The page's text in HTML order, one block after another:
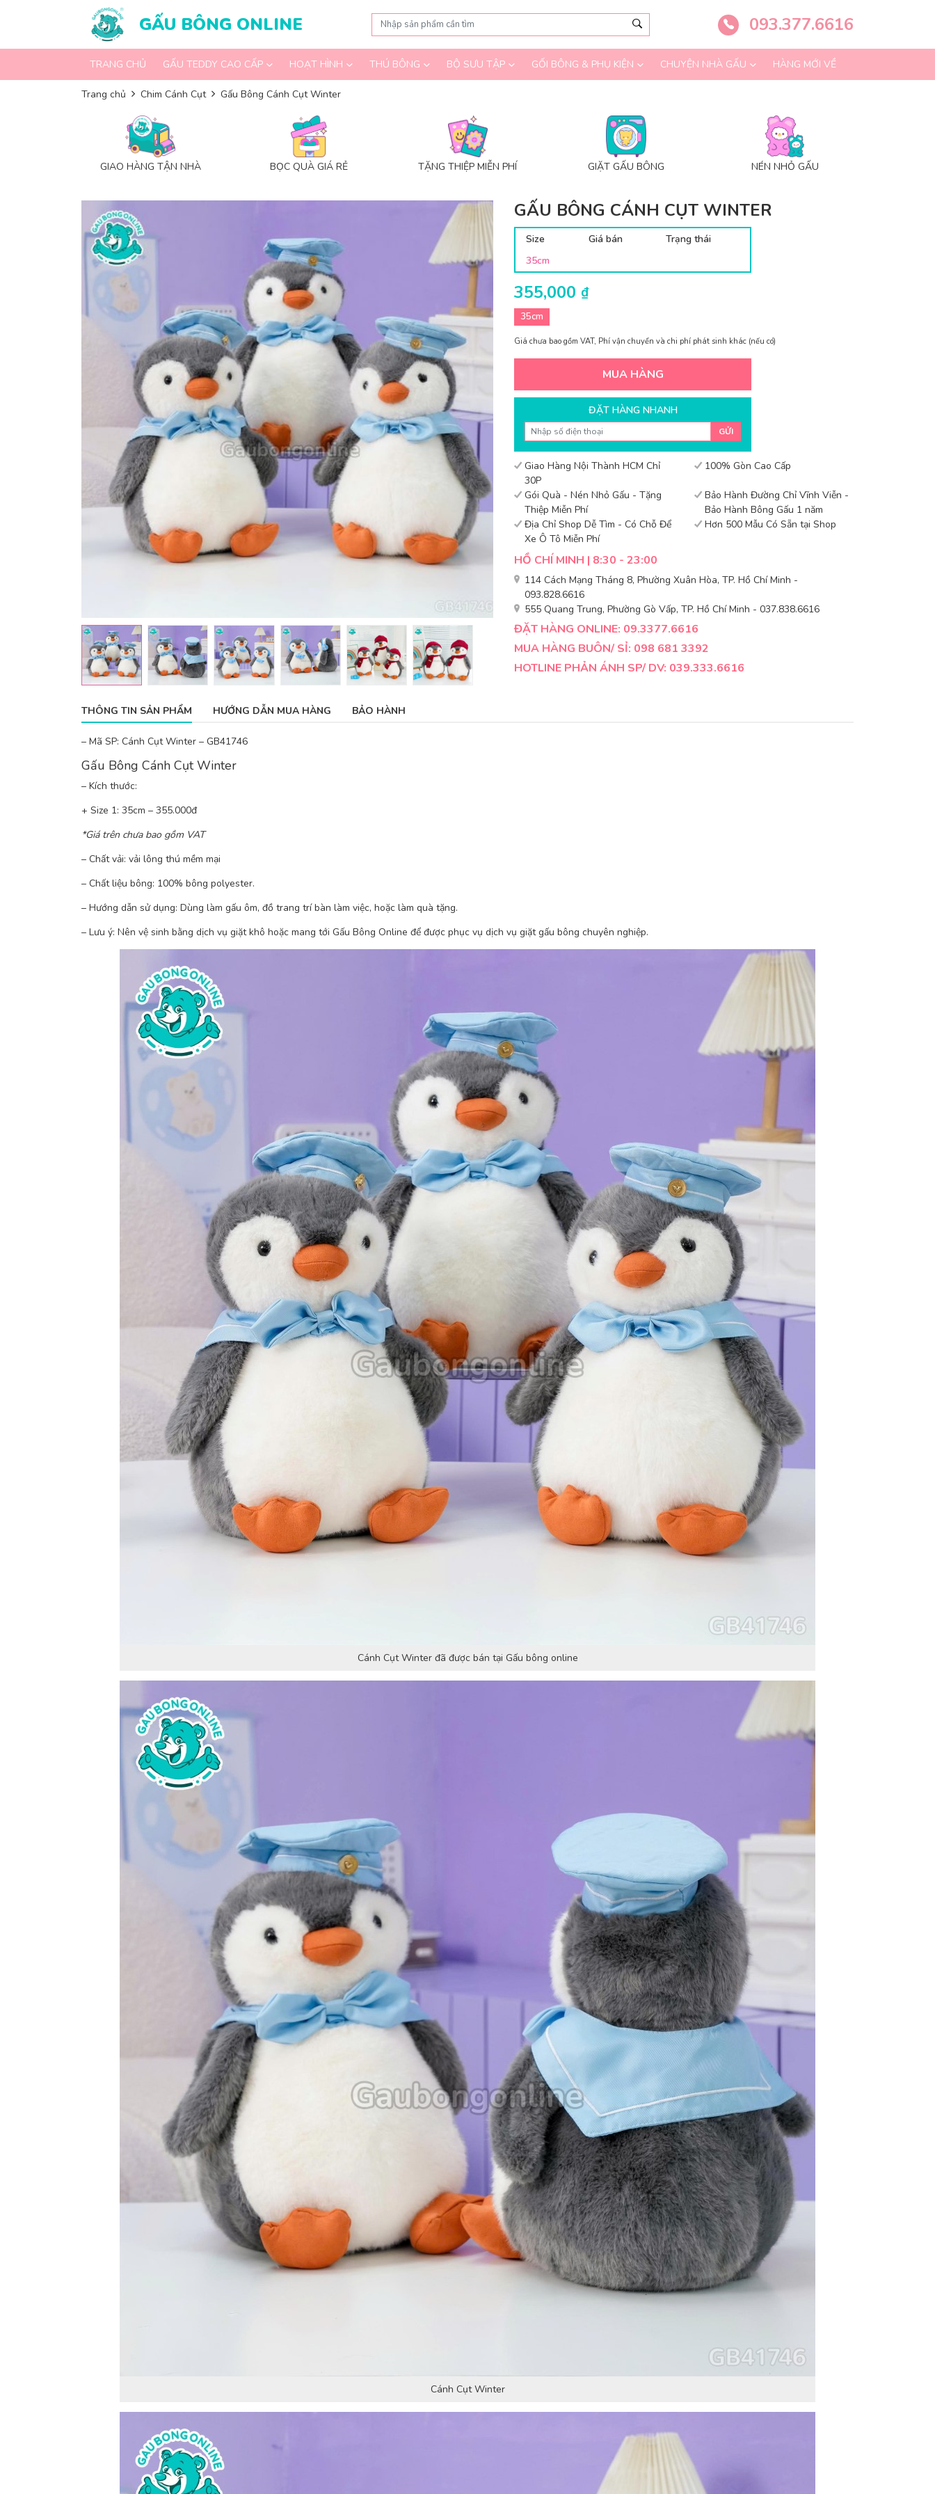
GẤU BÔNG ONLINE 093.377.6616
TRANG CHỦ GẤU TEDDY CAO CẤP HOẠT HÌNH THÚ BÔNG BỘ SƯU TẬP GỐI BÔNG & PHỤ KIỆN CHUYỆN NHÀ GẤU HÀNG MỚI VỀ
Trang chủ Chim Cánh Cụt Gấu Bông Cánh Cụt Winter
GIAO HÀNG TẬN NHÀ BỌC QUÀ GIÁ RẺ TẶNG THIỆP MIỄN PHÍ GIẶT GẤU BÔNG NÉN NHỎ GẤU
GẤU BÔNG CÁNH CỤT WINTER
Size Giá bán
Trạng thái
35cm
355,000 ₫
35cm
Giá chưa bao gồm VAT, Phí vận chuyển và chi phí phát sinh khác (nếu có)
MUA HÀNG
ĐẶT HÀNG NHANH
GỬI
Giao Hàng Nội Thành HCM Chỉ
30P
100% Gòn Cao Cấp
Gói Quà - Nén Nhỏ Gấu - Tặng
Thiệp Miễn Phí
Bảo Hành Đường Chỉ Vĩnh Viễn -
Bảo Hành Bông Gấu 1 năm
Địa Chỉ Shop Dễ Tìm - Có Chỗ Để
Xe Ô Tô Miễn Phí
Hơn 500 Mẫu Có Sẵn tại Shop
HỒ CHÍ MINH | 8:30 - 23:00
114 Cách Mạng Tháng 8, Phường Xuân Hòa, TP. Hồ Chí Minh -
093.828.6616
555 Quang Trung, Phường Gò Vấp, TP. Hồ Chí Minh - 037.838.6616
ĐẶT HÀNG ONLINE: 09.3377.6616
MUA HÀNG BUÔN/ SỈ: 098 681 3392
HOTLINE PHẢN ÁNH SP/ DV: 039.333.6616
THÔNG TIN SẢN PHẨM HƯỚNG DẪN MUA HÀNG BẢO HÀNH
– Mã SP: Cánh Cụt Winter – GB41746
Gấu Bông Cánh Cụt Winter
– Kích thước:
+ Size 1: 35cm – 355.000đ
*Giá trên chưa bao gồm VAT
– Chất vải: vải lông thú mềm mại
– Chất liệu bông: 100% bông polyester.
– Hướng dẫn sử dụng: Dùng làm gấu ôm, đồ trang trí bàn làm việc, hoặc làm quà tặng.
– Lưu ý: Nên vệ sinh bằng dịch vụ giặt khô hoặc mang tới Gấu Bông Online để được phục vụ dịch vụ giặt gấu bông chuyên nghiệp.
Cánh Cụt Winter đã được bán tại Gấu bông online
Cánh Cụt Winter